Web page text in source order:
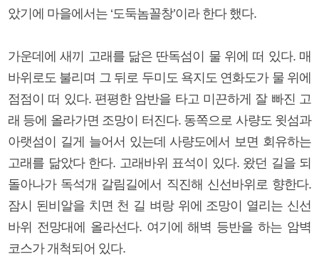
았기에 마을에서는 ‘도둑놈꼴창’이라 한다 했다.
가운데에 새끼 고래를 닮은 딴독섬이 물 위에 떠 있다. 매
바위로도 불리며 그 뒤로 두미도 욕지도 연화도가 물 위에
점점이 떠 있다. 편평한 암반을 타고 미끈하게 잘 빠진 고
래 등에 올라가면 조망이 터진다. 동쪽으로 사량도 윗섬과
아랫섬이 길게 늘어서 있는데 사량도에서 보면 회유하는
고래를 닮았다 한다. 고래바위 표석이 있다. 왔던 길을 되
돌아나가 독석개 갈림길에서 직진해 신선바위로 향한다.
잠시 된비알을 치면 천 길 벼랑 위에 조망이 열리는 신선
바위 전망대에 올라선다. 여기에 해벽 등반을 하는 암벽
코스가 개척되어 있다.